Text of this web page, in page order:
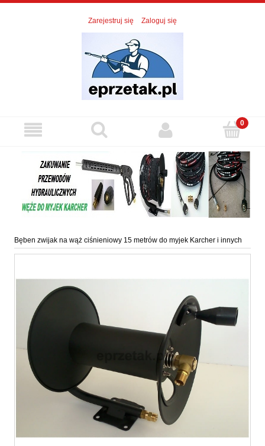
Zarejestruj się Zaloguj się
Bęben zwijak na wąż ciśnieniowy 15 metrów do myjek Karcher i innych